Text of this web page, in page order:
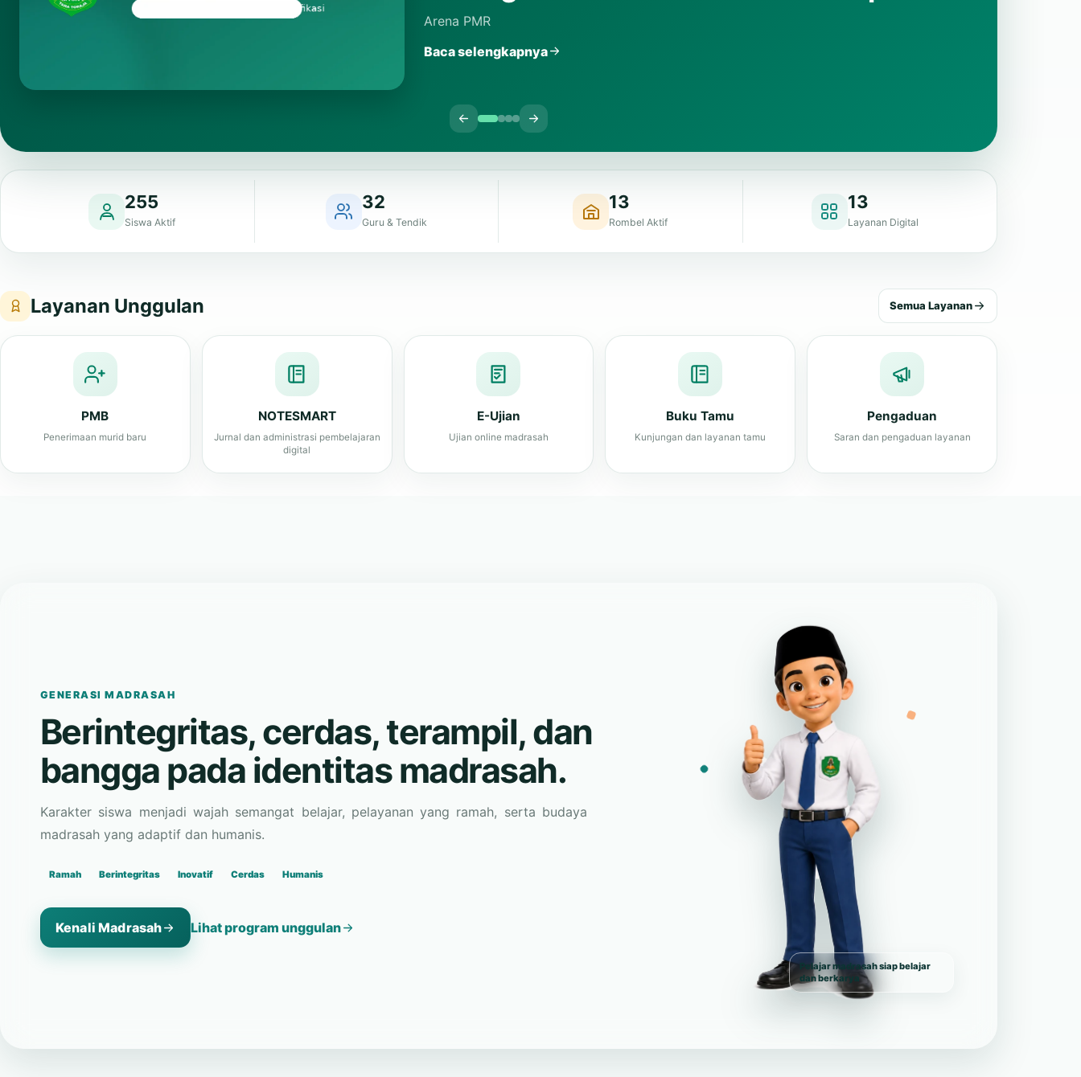
255
Siswa Aktif
32
Guru & Tendik
13
Rombel Aktif
13
Layanan Digital
Layanan Unggulan Semua Layanan
PMB
Penerimaan murid baru
NOTESMART
Jurnal dan administrasi pembelajaran
E-Ujian
Ujian online madrasah
Buku Tamu
Kunjungan dan layanan tamu
Pengaduan
Saran dan pengaduan layanan
Berintegritas, cerdas, terampil, dan
bangga pada identitas madrasah.
Karakter siswa menjadi wajah semangat belajar, pelayanan yang ramah, serta budaya
madrasah yang adaptif dan humanis.
Kenali Madrasah Lihat program unggulan
Pelajar madrasah siap belajar
dan berkarya